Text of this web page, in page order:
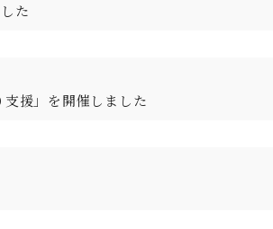
た
援」を開催しました